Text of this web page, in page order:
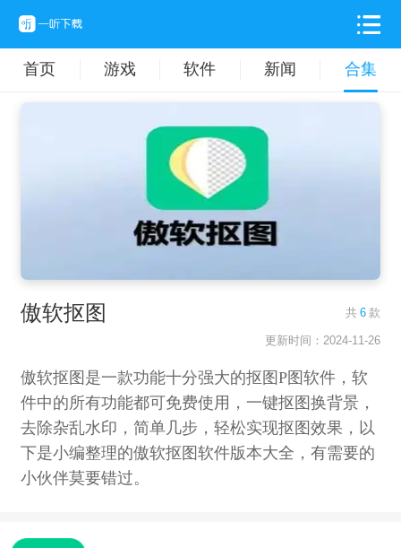
首页 游戏 软件 新闻 合集
傲软抠图 共 6 款
更新时间：2024-11-26
傲软抠图是一款功能十分强大的抠图P图软件，软
件中的所有功能都可免费使用，一键抠图换背景，
去除杂乱水印，简单几步，轻松实现抠图效果，以
下是小编整理的傲软抠图软件版本大全，有需要的
小伙伴莫要错过。